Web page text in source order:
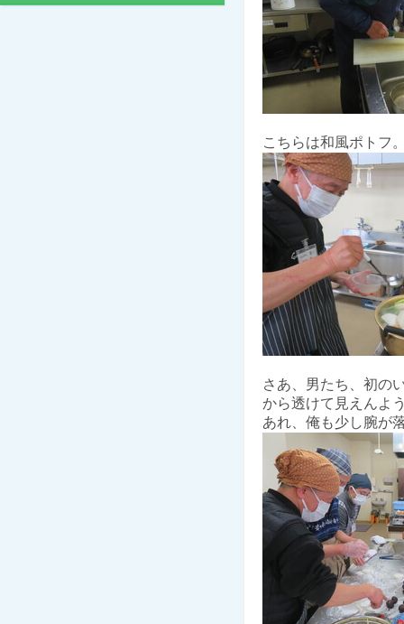
こちらは和風ポトフ
さあ、男たち、初の
から透けて見えんよ
あれ、俺も少し腕が